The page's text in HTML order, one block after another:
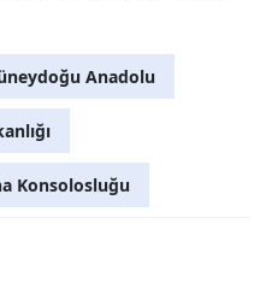
Anadolu
Konsolosluğu